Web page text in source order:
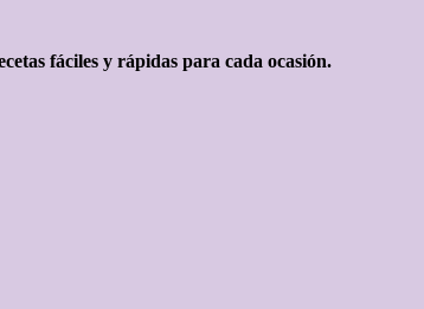
fáciles y rápidas para cada ocasión.